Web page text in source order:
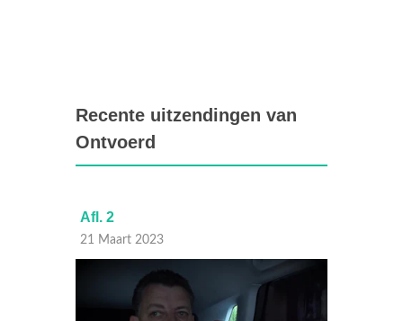
Recente uitzendingen van
Ontvoerd
Afl. 2
21 Maart 2023